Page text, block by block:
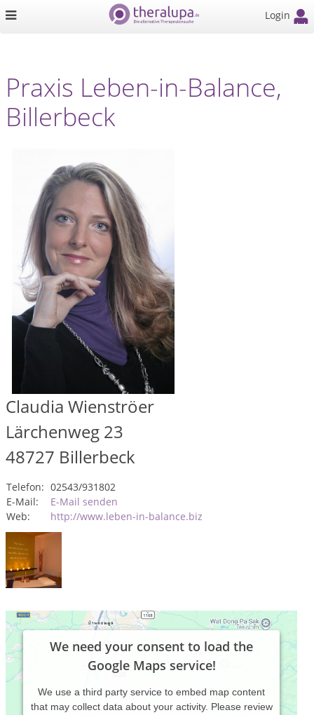
Login
Praxis Leben-in-Balance,
Billerbeck
Claudia Wienströer
Lärchenweg 23
48727 Billerbeck
Telefon: 02543/931802
E-Mail:
E-Mail senden
Web:
http://www.leben-in-balance.biz
We need your consent to load the
Google Maps service!
We use a third party service to embed map content
that may collect data about your activity. Please review